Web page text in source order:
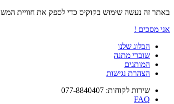
באתר זה נעשה שימוש בקוקיס כדי לספק את חוויית
אני מסכים !
הבלוג שלנו
שוברי מתנה
המותגים
הצהרת נגישות
שירות לקוחות: 077-8840407
FAQ